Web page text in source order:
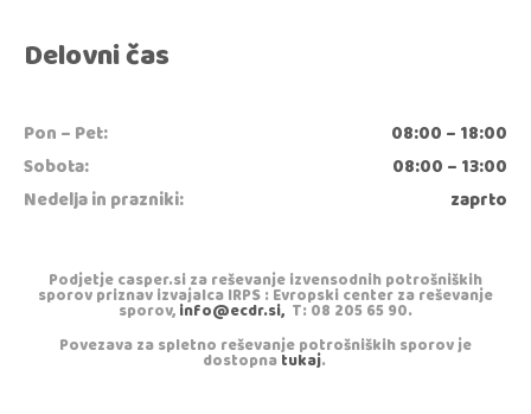
Delovni čas
Pon – Pet:
08:00 – 18:00
Sobota:
08:00 – 13:00
Nedelja in prazniki:
zaprto
Podjetje casper.si za reševanje izvensodnih potrošniških
sporov priznav izvajalca IRPS : Evropski center za reševanje
sporov,info@ecdr.si, T: 08 205 65 90.
Povezava za spletno reševanje potrošniških sporov je
dostopnatukaj.